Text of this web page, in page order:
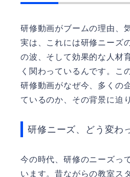
研修動画がブームの理由、
実は、これには研修ニーズ
の波、そして効果的な人材
く関わっているんです。こ
研修動画がなぜ今、多くの
ているのか、その背景に迫
研修ニーズ、どう変わ
今の時代、研修のニーズっ
います。昔ながらの教室ス